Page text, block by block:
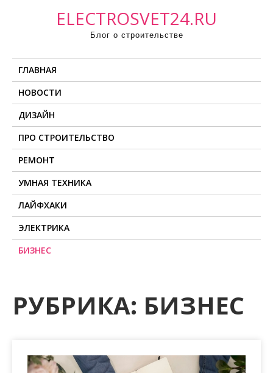
ELECTROSVET24.RU
Блог о строительстве
ГЛАВНАЯ
НОВОСТИ
ДИЗАЙН
ПРО СТРОИТЕЛЬСТВО
РЕМОНТ
УМНАЯ ТЕХНИКА
ЛАЙФХАКИ
ЭЛЕКТРИКА
БИЗНЕС
РУБРИКА: БИЗНЕС